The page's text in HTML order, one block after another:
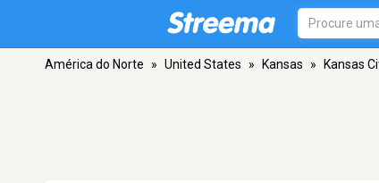
América do Norte » United States » Kansas » Kansas